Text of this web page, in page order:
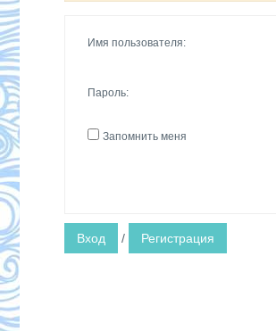
Имя пользователя:
Пароль:
Запомнить меня
Вход / Регистрация